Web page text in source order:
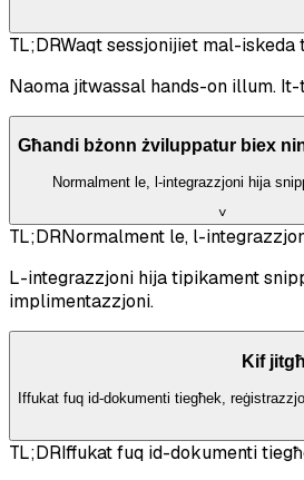
TL;DRWaqt sessjonijiet mal-
Naoma jitwassal hands-on illum.
Għandi bżonn żviluppatur biex
Normalment le, l-integrazzjoni hija
˅
TL;DRNormalment le, l-
L-integrazzjoni hija tipikament
implimentazzjoni.
Kif
Iffukat fuq id-dokumenti tiegħek,
TL;DRIffukat fuq id-dokumenti